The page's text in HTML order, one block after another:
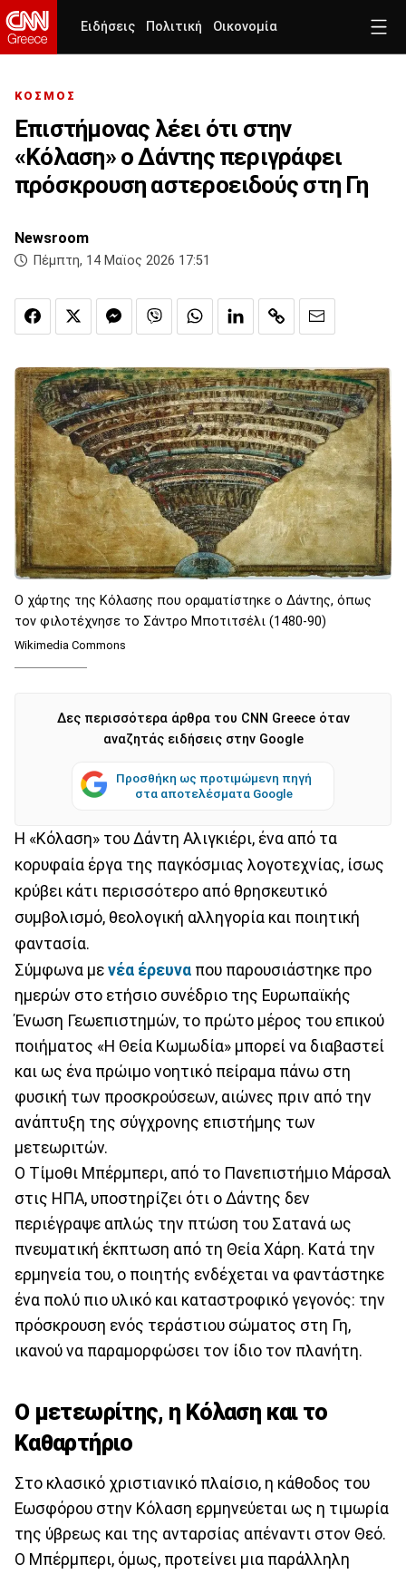
Ειδήσεις Πολιτική Οικονομία
ΚΟΣΜΟΣ
Επιστήμονας λέει ότι στην
«Κόλαση» ο Δάντης περιγράφει
πρόσκρουση αστεροειδούς στη Γη
Newsroom
Πέμπτη, 14 Μαϊος 2026 17:51
Ο χάρτης της Κόλασης που οραματίστηκε ο Δάντης, όπως
τον φιλοτέχνησε το Σάντρο Μποτιτσέλι (1480-90)
Wikimedia Commons
Δες περισσότερα άρθρα του CNN Greece όταν
αναζητάς ειδήσεις στην Google
Προσθήκη ως προτιμώμενη πηγή
στα αποτελέσματα Google
Η «Κόλαση» του Δάντη Αλιγκιέρι, ένα από τα
κορυφαία έργα της παγκόσμιας λογοτεχνίας, ίσως
κρύβει κάτι περισσότερο από θρησκευτικό
συμβολισμό, θεολογική αλληγορία και ποιητική
φαντασία.
Σύμφωνα με νέα έρευνα που παρουσιάστηκε προ
ημερών στο ετήσιο συνέδριο της Ευρωπαϊκής
Ένωση Γεωεπιστημών, το πρώτο μέρος του επικού
ποιήματος «Η Θεία Κωμωδία» μπορεί να διαβαστεί
και ως ένα πρώιμο νοητικό πείραμα πάνω στη
φυσική των προσκρούσεων, αιώνες πριν από την
ανάπτυξη της σύγχρονης επιστήμης των
μετεωριτών.
Ο Τίμοθι Μπέρμπερι, από το Πανεπιστήμιο Μάρσαλ
στις ΗΠΑ, υποστηρίζει ότι ο Δάντης δεν
περιέγραψε απλώς την πτώση του Σατανά ως
πνευματική έκπτωση από τη Θεία Χάρη. Κατά την
ερμηνεία του, ο ποιητής ενδέχεται να φαντάστηκε
ένα πολύ πιο υλικό και καταστροφικό γεγονός: την
πρόσκρουση ενός τεράστιου σώματος στη Γη,
ικανού να παραμορφώσει τον ίδιο τον πλανήτη.
Ο μετεωρίτης, η Κόλαση και το
Καθαρτήριο
Στο κλασικό χριστιανικό πλαίσιο, η κάθοδος του
Εωσφόρου στην Κόλαση ερμηνεύεται ως η τιμωρία
της ύβρεως και της ανταρσίας απέναντι στον Θεό.
Ο Μπέρμπερι, όμως, προτείνει μια παράλληλη